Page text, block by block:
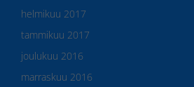
helmikuu 2017
tammikuu 2017
joulukuu 2016
marraskuu 2016